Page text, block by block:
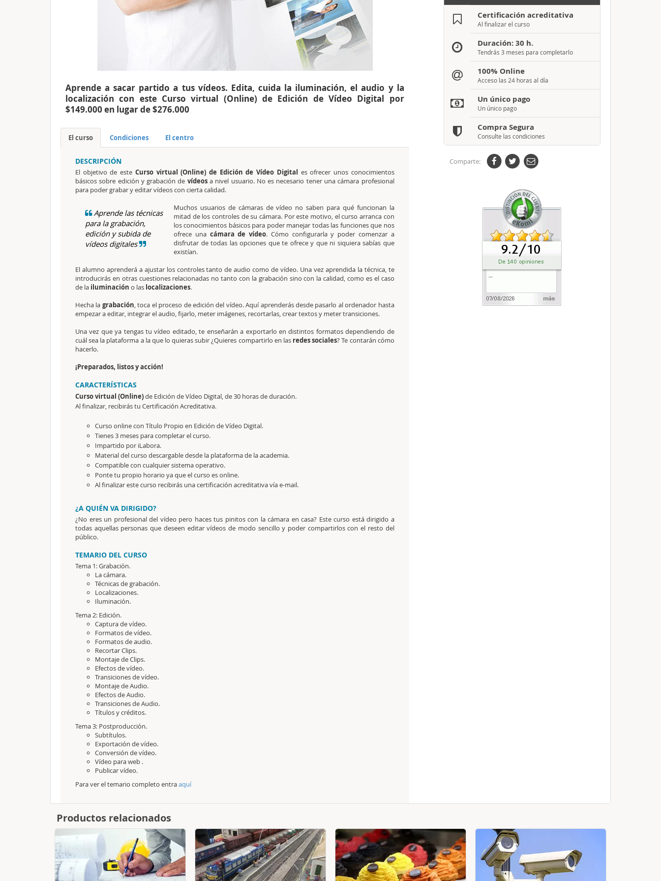
Aprende a sacar partido a tus vídeos. Edita, cuida la iluminación, el audio y la
localización con este Curso virtual (Online) de Edición de Vídeo Digital por
$149.000 en lugar de $276.000
El curso Condiciones El centro
DESCRIPCIÓN
El objetivo de este Curso virtual (Online) de Edición de Vídeo Digital es ofrecer unos conocimientos
básicos sobre edición y grabación de vídeosa nivel usuario. No es necesario tener una cámara profesional
para poder grabar y editar vídeos con cierta calidad.
Aprende las técnicas
para la grabación,
edición y subida de
vídeos digitales
Muchos usuarios de cámaras de vídeo no saben para qué funcionan la
mitad de los controles de su cámara. Por este motivo, el curso arranca con
los conocimientos básicos para poder manejar todas las funciones que nos
ofrece una cámara de vídeo. Cómo configurarla y poder comenzar a
disfrutar de todas las opciones que te ofrece y que ni siquiera sabías que
existían.
El alumno aprenderá a ajustar los controles tanto de audio como de vídeo. Una vez aprendida la técnica, te
introducirás en otras cuestiones relacionadas no tanto con la grabación sino con la calidad, como es el caso
de la iluminación o las localizaciones.
Hecha la grabación, toca el proceso de edición del vídeo. Aquí aprenderás desde pasarlo al ordenador hasta
empezar a editar, integrar el audio, fijarlo, meter imágenes, recortarlas, crear textos y meter transiciones.
Una vez que ya tengas tu vídeo editado, te enseñarán a exportarlo en distintos formatos dependiendo de
cuál sea la plataforma a la que lo quieras subir ¿Quieres compartirlo en las redes sociales? Te contarán cómo
hacerlo.
¡Preparados, listos y acción!
CARACTERÍSTICAS
Curso virtual (Online)de Edición de Vídeo Digital,de 30 horasde duración.
Al finalizar, recibirás tu Certificación Acreditativa.
Curso online con Título Propio en Edición de Vídeo Digital.
Tienes 3 meses para completar el curso.
Impartido por iLabora.
Material del curso descargable desde la plataforma de la academia.
Compatible con cualquier sistema operativo.
Ponte tu propio horario ya que el curso es online.
Al finalizar este curso recibirás una certificación acreditativa vía e-mail.
¿A QUIÉN VA DIRIGIDO?
¿No eres un profesional del vídeo pero haces tus pinitos con la cámara en casa? Este curso está dirigido a
todas aquellas personas que deseen editar vídeos de modo sencillo y poder compartirlos con el resto del
público.
TEMARIO DEL CURSO
Tema 1: Grabación.
La cámara.
Técnicas de grabación.
Localizaciones.
Iluminación.
Tema 2: Edición.
Captura de vídeo.
Formatos de vídeo.
Formatos de audio.
Recortar Clips.
Montaje de Clips.
Efectos de vídeo.
Transiciones de vídeo.
Montaje de Audio.
Efectos de Audio.
Transiciones de Audio.
Títulos y créditos.
Tema 3: Postproducción.
Subtítulos.
Exportación de vídeo.
Conversión de vídeo.
Vídeo para web .
Publicar vídeo.
Para ver el temario completo entraaquí
Certificación acreditativa
Al finalizar el curso
Duración: 30 h.
Tendrás 3 meses para completarlo
100% Online
Acceso las 24 horas al día
Un único pago
Un único pago
Compra Segura
Consulte las condiciones
Comparte:
Productos relacionados